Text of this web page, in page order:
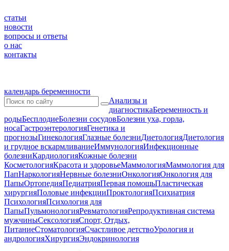
статьи
новости
вопросы и ответы
о нас
контакты
календарь беременности
Анализы и
диагностикаБеременность и
родыБесплодиеБолезни сосудовБолезни уха, горла,
носаГастроэнтерологияГенетика и
прогнозыГинекологияГлазные болезниДиетологияДиетология
и грудное вскармливаниеИммунологияИнфекционные
болезниКардиологияКожные болезни
КосметологияКрасота и здоровьеМаммологияМаммология для
ПапНаркологияНервные болезниОнкологияОнкология для
ПапыОртопедияПедиатрияПервая помощьПластическая
хирургияПоловые инфекцииПроктологияПсихиатрия
ПсихологияПсихология для
ПапыПульмонологияРевматологияРепродуктивная система
мужчиныСексологияСпорт, Отдых,
ПитаниеСтоматологияСчастливое детствоУрология и
андрологияХирургияЭндокринология